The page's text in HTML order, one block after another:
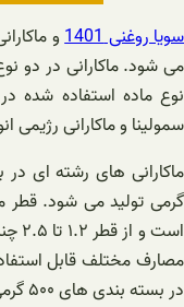
سویا روغنی 1401
و
می شود. ماکارانی در دو
نوع ماده استفاده شده در
سمولینا و ماکارانی
گرمی تولید می شود. قطر
مصارف مختلف قابل
در بسته‌ بندی‌ های ۵۰۰ گرمی عرضه می شوند.